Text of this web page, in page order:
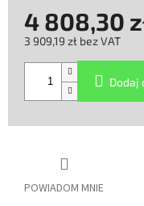
POWIADOM MNIE
4 808,30
3 909,19 zł bez VAT
jednostkowa:
Dodaj